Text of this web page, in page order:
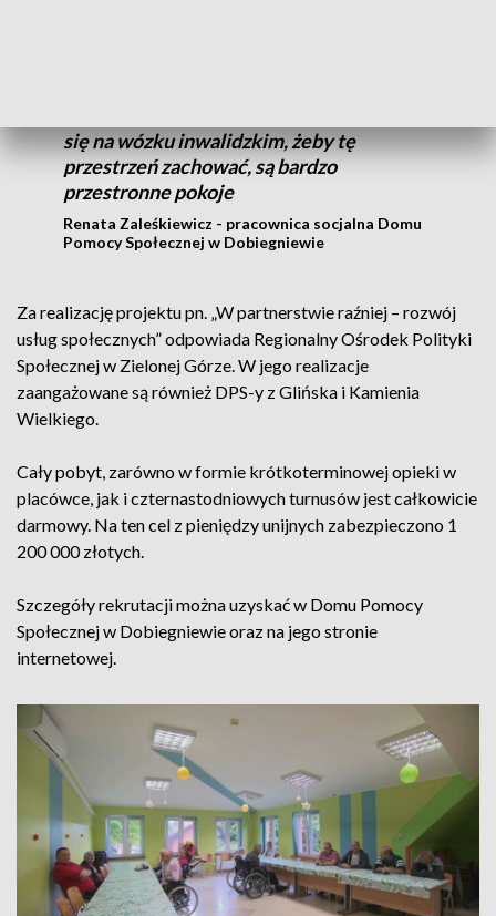
się na wózku inwalidzkim, żeby tę
przestrzeń zachować, są bardzo
przestronne pokoje
Renata Zaleśkiewicz - pracownica socjalna Domu
Pomocy Społecznej w Dobiegniewie
Za realizację projektu pn. „W partnerstwie raźniej – rozwój
usług społecznych” odpowiada Regionalny Ośrodek Polityki
Społecznej w Zielonej Górze. W jego realizacje
zaangażowane są również DPS-y z Glińska i Kamienia
Wielkiego.
Cały pobyt, zarówno w formie krótkoterminowej opieki w
placówce, jak i czternastodniowych turnusów jest całkowicie
darmowy. Na ten cel z pieniędzy unijnych zabezpieczono 1
200 000 złotych.
Szczegóły rekrutacji można uzyskać w Domu Pomocy
Społecznej w Dobiegniewie oraz na jego stronie
internetowej.